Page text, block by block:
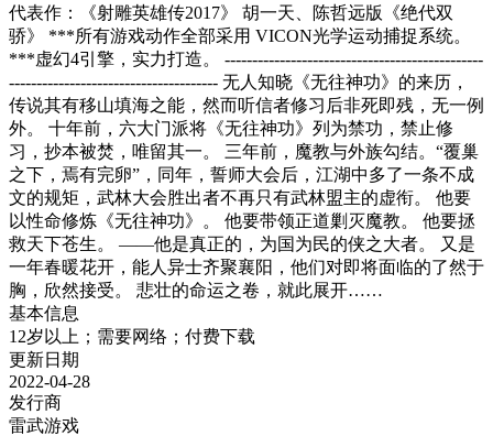
代表作：《射雕英雄传2017》 胡一天、陈哲远版《绝代双
骄》 ***所有游戏动作全部采用 VICON光学运动捕捉系统。
***虚幻4引擎，实力打造。 -----------------------------------------------
-------------------------------------- 无人知晓《无往神功》的来历，
传说其有移山填海之能，然而听信者修习后非死即残，无一例
外。 十年前，六大门派将《无往神功》列为禁功，禁止修
习，抄本被焚，唯留其一。 三年前，魔教与外族勾结。“覆巢
之下，焉有完卵”，同年，誓师大会后，江湖中多了一条不成
文的规矩，武林大会胜出者不再只有武林盟主的虚衔。 他要
以性命修炼《无往神功》。 他要带领正道剿灭魔教。 他要拯
救天下苍生。 ——他是真正的，为国为民的侠之大者。 又是
一年春暖花开，能人异士齐聚襄阳，他们对即将面临的了然于
胸，欣然接受。 悲壮的命运之卷，就此展开……
基本信息
12岁以上；需要网络；付费下载
更新日期
2022-04-28
发行商
雷武游戏